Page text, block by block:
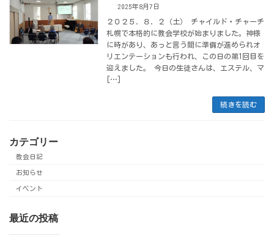
2025年8月7日
２０２５. ８. ２（土） チャイルド・チャーチ
札幌で本格的に教会学校が始まりました。神様
に時があり、あっと言う間に準備が進められオ
リエンテーションも行われ、この日の第1回目を
迎えました。 今日の生徒さんは、エステル、マ
[…]
続きを読む
カテゴリー
教会日記
お知らせ
イベント
最近の投稿